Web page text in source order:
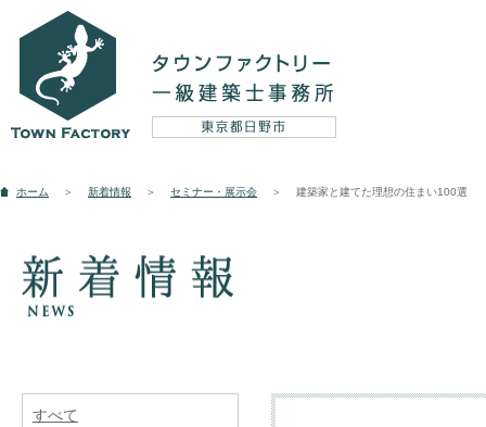
設計実例
新築 リフォーム
コンセプト
ホーム ＞ 新着情報 ＞ セミナー・展示会 ＞ 建築家と建てた理想の住まい100選
すべて